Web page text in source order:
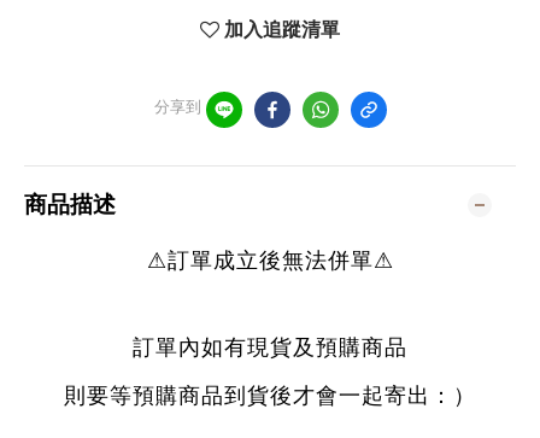
加入追蹤清單
分享到
商品描述
⚠訂單成立後無法併單⚠
訂單內如有現貨及預購商品
則要等預購商品到貨後才會一起寄出：）